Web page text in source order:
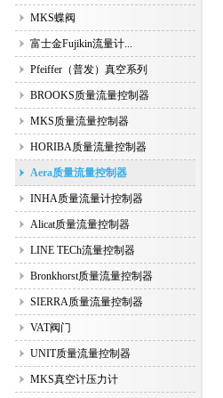
MKS蝶阀
富士金Fujikin流量计...
Pfeiffer（普发）真空系列
BROOKS质量流量控制器
MKS质量流量控制器
HORIBA质量流量控制器
Aera质量流量控制器
INHA质量流量计控制器
Alicat质量流量控制器
LINE TECh流量控制器
Bronkhorst质量流量控制器
SIERRA质量流量控制器
VAT阀门
UNIT质量流量控制器
MKS真空计压力计